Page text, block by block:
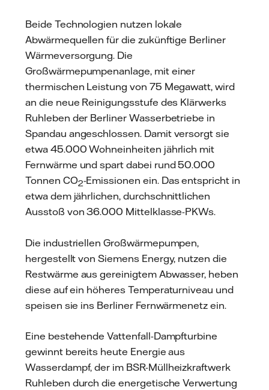
Beide Technologien nutzen lokale
Abwärmequellen für die zukünftige Berliner
Wärmeversorgung. Die
Großwärmepumpenanlage, mit einer
thermischen Leistung von 75 Megawatt, wird
an die neue Reinigungsstufe des Klärwerks
Ruhleben der Berliner Wasserbetriebe in
Spandau angeschlossen. Damit versorgt sie
etwa 45.000 Wohneinheiten jährlich mit
Fernwärme und spart dabei rund 50.000
Tonnen CO2-Emissionen ein. Das entspricht in
etwa dem jährlichen, durchschnittlichen
Ausstoß von 36.000 Mittelklasse-PKWs.
Die industriellen Großwärmepumpen,
hergestellt von Siemens Energy, nutzen die
Restwärme aus gereinigtem Abwasser, heben
diese auf ein höheres Temperaturniveau und
speisen sie ins Berliner Fernwärmenetz ein.
Eine bestehende Vattenfall-Dampfturbine
gewinnt bereits heute Energie aus
Wasserdampf, der im BSR-Müllheizkraftwerk
Ruhleben durch die energetische Verwertung